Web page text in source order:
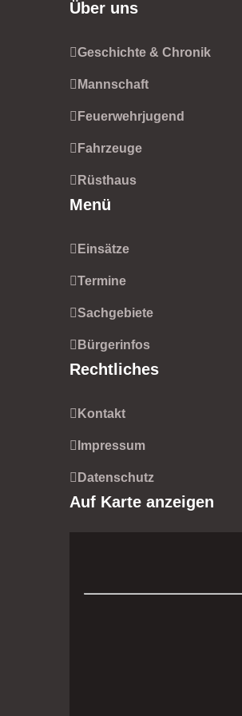
Über uns
Geschichte & Chronik
Mannschaft
Feuerwehrjugend
Fahrzeuge
Rüsthaus
Menü
Einsätze
Termine
Sachgebiete
Bürgerinfos
Rechtliches
Kontakt
Impressum
Datenschutz
Auf Karte anzeigen